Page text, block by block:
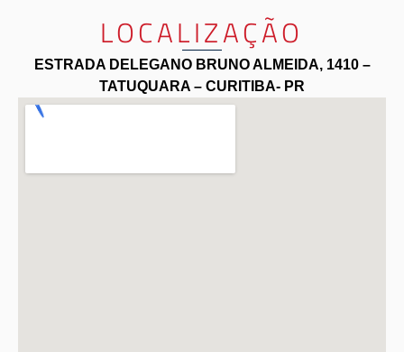
LOCALIZAÇÃO
ESTRADA DELEGANO BRUNO ALMEIDA, 1410 –
TATUQUARA – CURITIBA- PR